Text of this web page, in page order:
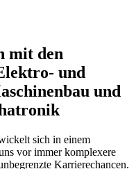
mit den
und
und
sich in einem
vor immer komplexere
Karrierechancen.